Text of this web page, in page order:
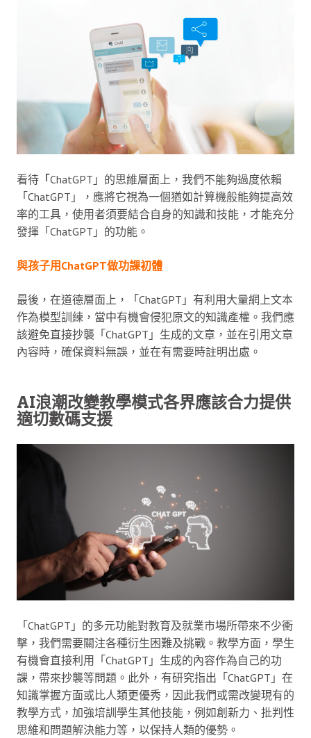
看待 「ChatGPT」的思維層面上，我們不能夠過度依賴
「ChatGPT」，應將它視為一個猶如計算機般能夠提高效
率的工具，使用者須要結合自身的知識和技能，才能充分
發揮「ChatGPT」的功能。
與孩子用ChatGPT做功課初體
最後，在道德層面上，「ChatGPT」有利用大量網上文本
作為模型訓練，當中有機會侵犯原文的知識產權。我們應
該避免直接抄襲「ChatGPT」生成的文章，並在引用文章
內容時，確保資料無誤，並在有需要時註明出處。
AI浪潮改變教學模式各界應該合力提供
適切數碼支援
「ChatGPT」的多元功能對教育及就業市場所帶來不少衝
擊，我們需要關注各種衍生困難及挑戰。教學方面，學生
有機會直接利用「ChatGPT」生成的內容作為自己的功
課，帶來抄襲等問題。此外，有研究指出「ChatGPT」在
知識掌握方面或比人類更優秀，因此我們或需改變現有的
教學方式，加強培訓學生其他技能，例如創新力、批判性
思維和問題解決能力等，以保持人類的優勢。